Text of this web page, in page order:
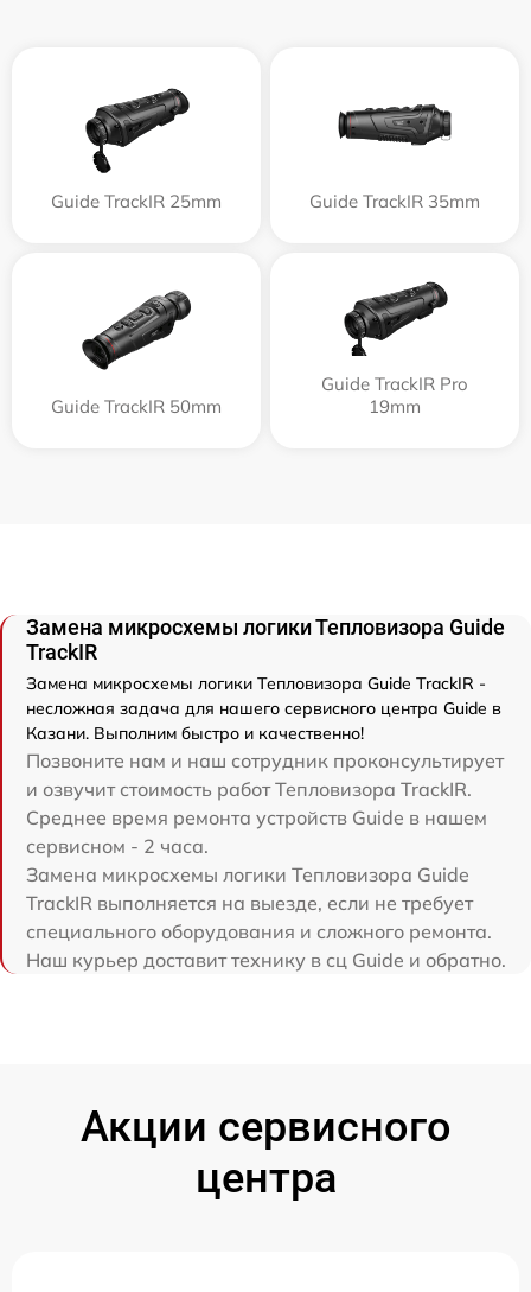
Guide TrackIR 25mm Guide TrackIR 35mm
Guide TrackIR 50mm
Guide TrackIR Pro
19mm
Замена микросхемы логики Тепловизора Guide
TrackIR
Замена микросхемы логики Тепловизора Guide TrackIR -
несложная задача для нашего сервисного центра Guide в
Казани. Выполним быстро и качественно!
Позвоните нам и наш сотрудник проконсультирует
и озвучит стоимость работ Тепловизора TrackIR.
Среднее время ремонта устройств Guide в нашем
сервисном - 2 часа.
Замена микросхемы логики Тепловизора Guide
TrackIR выполняется на выезде, если не требует
специального оборудования и сложного ремонта.
Наш курьер доставит технику в сц Guide и обратно.
Акции сервисного
центра